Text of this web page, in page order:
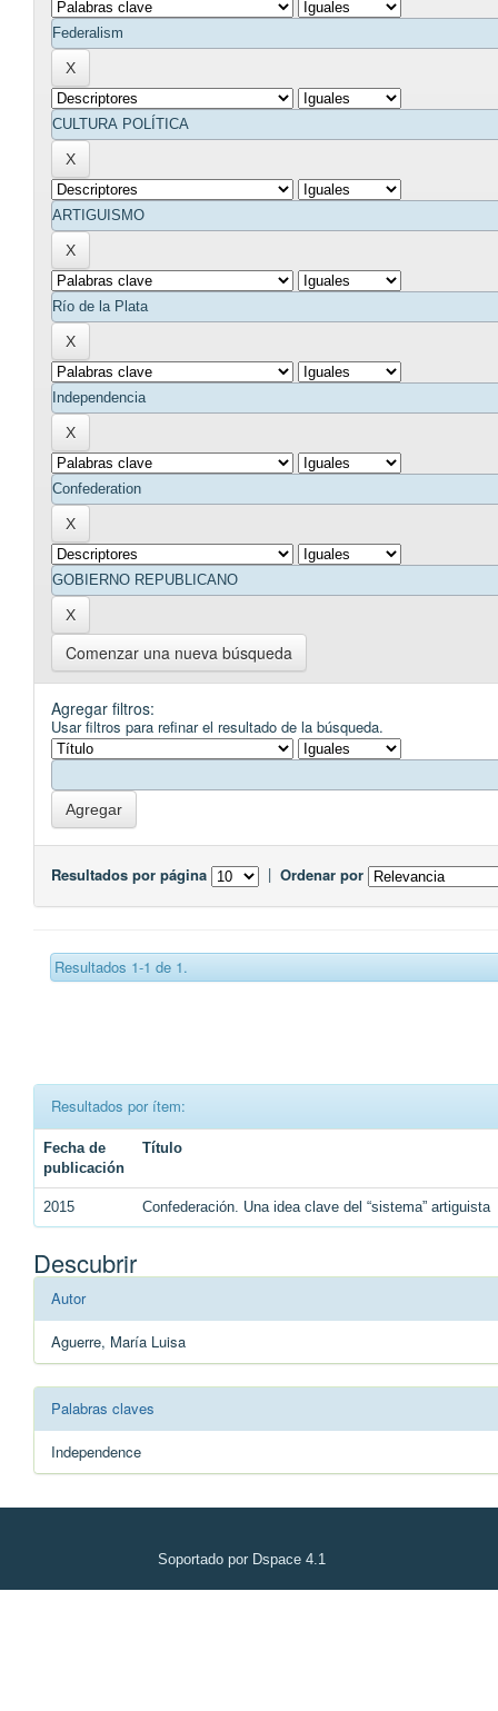
Comenzar una nueva búsqueda
Agregar filtros:
Usar filtros para refinar el resultado de la búsqueda.
Resultados por página | Ordenar por
Resultados 1-1 de 1.
Resultados por ítem:
Fecha de
publicación
Título
2015 Confederación. Una idea clave del “sistema” artiguista
Descubrir
Autor
Aguerre, María Luisa
Palabras claves
Independence
Soportado por Dspace 4.1